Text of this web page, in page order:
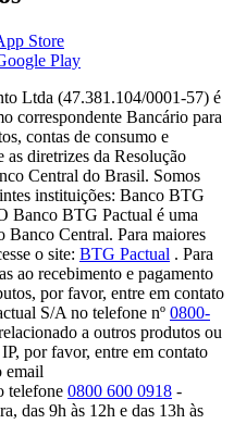
Ltda (47.381.104/0001-57) é
correspondente Bancário para
contas de consumo e
as diretrizes da Resolução
Central do Brasil. Somos
instituições: Banco BTG
Banco BTG Pactual é uma
Banco Central. Para maiores
o site: BTG Pactual . Para
ao recebimento e pagamento
por favor, entre em contato
S/A no telefone nº 0800-
a outros produtos ou
por favor, entre em contato
email
telefone 0800 600 0918 -
das 9h às 12h e das 13h às